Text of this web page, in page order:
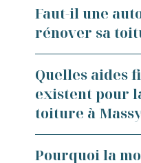
Faut-il une
rénover sa
À Massy, toute
extérieur d'une
le Plan Local
ville. Un simple
nécessite
Quelles aides
existent pour
toiture à
Les propriétaires
Pourquoi la